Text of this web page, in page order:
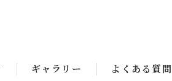
ギャラリー よくある質問